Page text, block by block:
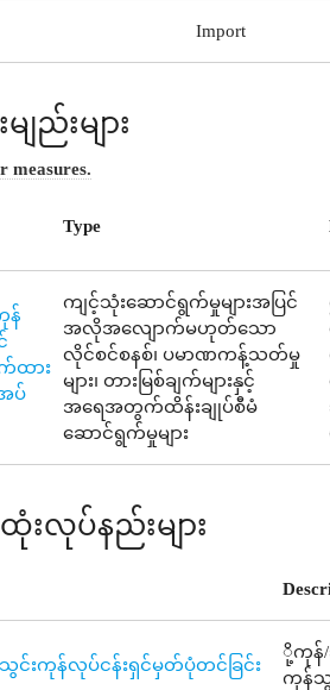
Import
ျည်းများ
measures.
Type
န်
ထား
ပ်
ကျင့်သုံးဆောင်ရွက်မှုများအပြင်
အလိုအလျောက်မဟုတ်သော
လိုင်စင်စနစ်၊ ပမာဏကန့်သတ်မှု
များ၊ တားမြစ်ချက်များနှင့်
အရေအတွက်ထိန်းချုပ်စီမံ
ဆောင်ရွက်မှုများ
းလုပ်နည်းများ
းကုန်လုပ်ငန်းရှင်မှတ်ပုံတင်ခြင်း
ကုန်/သွ
ကုန်သွ